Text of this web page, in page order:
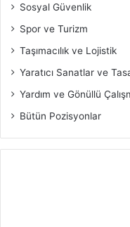
Sosyal Güvenlik
Spor ve Turizm
Taşımacılık ve Lojistik
Yaratıcı Sanatlar ve
Yardım ve Gönüllü
Bütün Pozisyonlar